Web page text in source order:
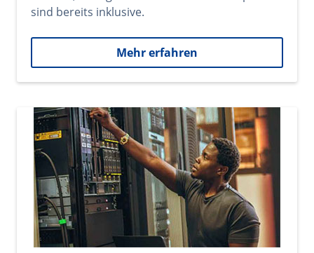
sind bereits inklusive.
Mehr erfahren